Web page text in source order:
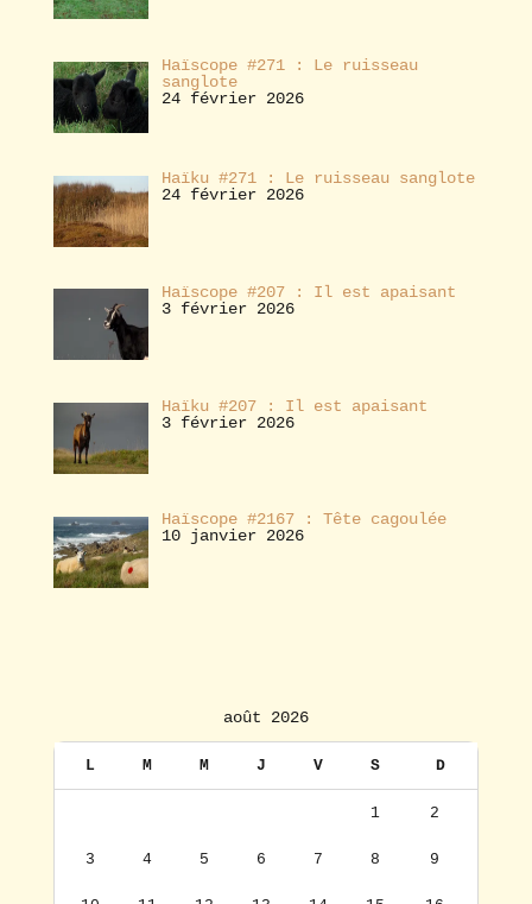
Haïscope #271 : Le ruisseau
sanglote
24 février 2026
Haïku #271 : Le ruisseau sanglote
24 février 2026
Haïscope #207 : Il est apaisant
3 février 2026
Haïku #207 : Il est apaisant
3 février 2026
Haïscope #2167 : Tête cagoulée
10 janvier 2026
août 2026
L M M J V S D
1 2
3 4 5 6 7 8 9